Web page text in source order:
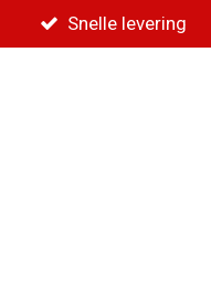
Snelle levering